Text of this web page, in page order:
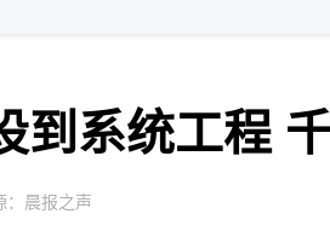
到系统工程
：晨报之声